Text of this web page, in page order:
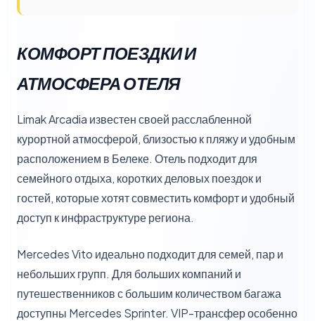
КОМФОРТ ПОЕЗДКИ И
АТМОСФЕРА ОТЕЛЯ
Limak Arcadia известен своей расслабленной
курортной атмосферой, близостью к пляжу и удобным
расположением в Белеке. Отель подходит для
семейного отдыха, коротких деловых поездок и
гостей, которые хотят совместить комфорт и удобный
доступ к инфраструктуре региона.
Mercedes Vito идеально подходит для семей, пар и
небольших групп. Для больших компаний и
путешественников с большим количеством багажа
доступны Mercedes Sprinter. VIP-трансфер особенно